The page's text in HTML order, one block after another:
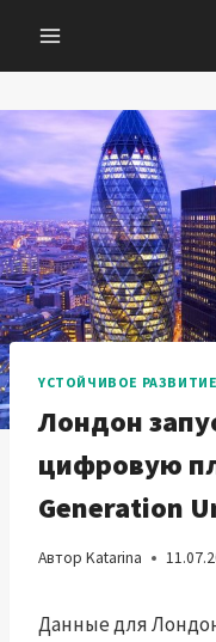
содержанию
YСТОЙЧИВОЕ РАЗВИТИЕ
Лондон
цифровую
Generation
Автор Katarina
Данные для